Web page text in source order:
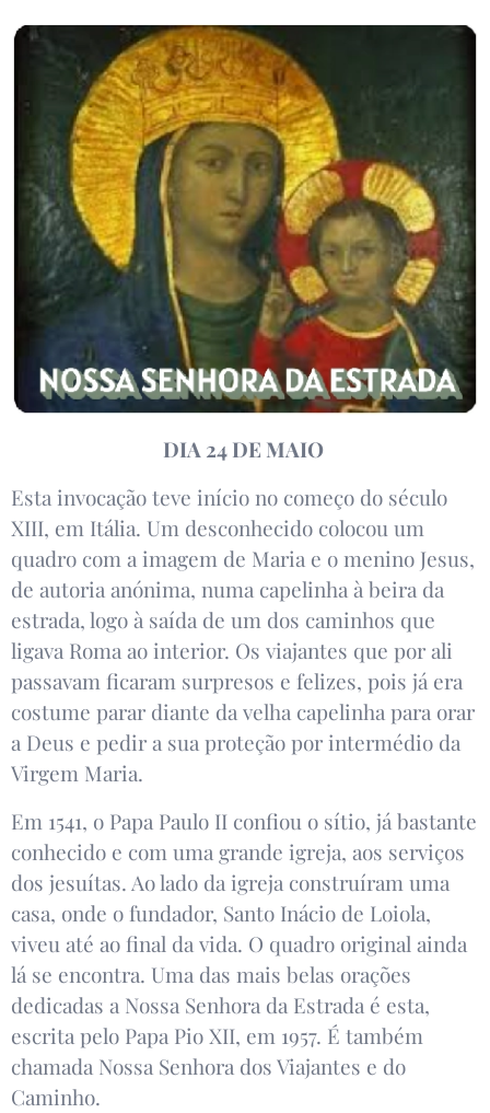
DIA 24 DE MAIO
Esta invocação teve início no começo do século
XIII, em Itália. Um desconhecido colocou um
quadro com a imagem de Maria e o menino Jesus,
de autoria anónima, numa capelinha à beira da
estrada, logo à saída de um dos caminhos que
ligava Roma ao interior. Os viajantes que por ali
passavam ficaram surpresos e felizes, pois já era
costume parar diante da velha capelinha para orar
a Deus e pedir a sua proteção por intermédio da
Virgem Maria.
Em 1541, o Papa Paulo II confiou o sítio, já bastante
conhecido e com uma grande igreja, aos serviços
dos jesuítas. Ao lado da igreja construíram uma
casa, onde o fundador, Santo Inácio de Loiola,
viveu até ao final da vida. O quadro original ainda
lá se encontra. Uma das mais belas orações
dedicadas a Nossa Senhora da Estrada é esta,
escrita pelo Papa Pio XII, em 1957. É também
chamada Nossa Senhora dos Viajantes e do
Caminho.